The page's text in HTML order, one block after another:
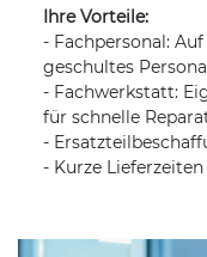
Ihre Vorteile:
- Fachpersonal:
geschultes Personal
- Fachwerkstatt:
für schnelle
-
- Kurze Lieferzeiten